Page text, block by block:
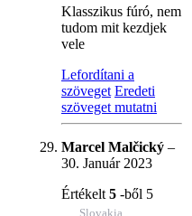
Klasszikus fúró, nem
tudom mit kezdjek
vele
Lefordítani a
szöveget Eredeti
szöveget mutatni
Marcel Malčický –
30. Január 2023
Értékelt 5 -ből 5
Slovakia